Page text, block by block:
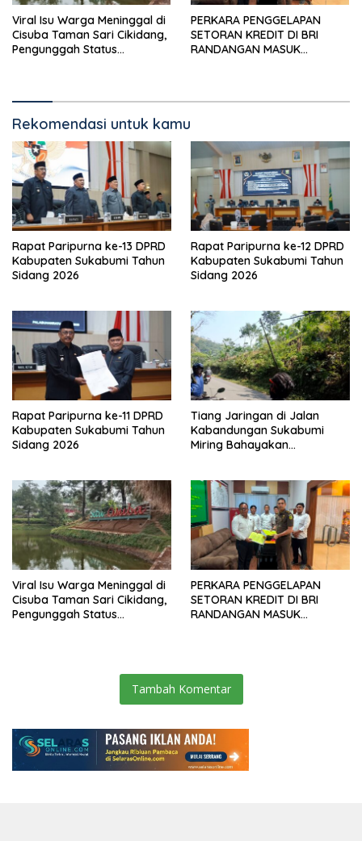
Viral Isu Warga Meninggal di
Cisuba Taman Sari Cikidang,
Pengunggah Status
PERKARA PENGGELAPAN
SETORAN KREDIT DI BRI
RANDANGAN MASUK
Rekomendasi untuk kamu
Rapat Paripurna ke-13 DPRD
Kabupaten Sukabumi Tahun
Sidang 2026
Rapat Paripurna ke-12 DPRD
Kabupaten Sukabumi Tahun
Sidang 2026
Rapat Paripurna ke-11 DPRD
Kabupaten Sukabumi Tahun
Sidang 2026
Tiang Jaringan di Jalan
Kabandungan Sukabumi
Miring Bahayakan
Viral Isu Warga Meninggal di
Cisuba Taman Sari Cikidang,
Pengunggah Status
PERKARA PENGGELAPAN
SETORAN KREDIT DI BRI
RANDANGAN MASUK
Tambah Komentar